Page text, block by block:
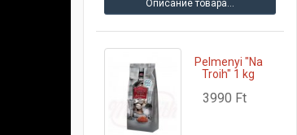
Описание товара…
Pelmenyi "Na
Troih" 1 kg
3990 Ft